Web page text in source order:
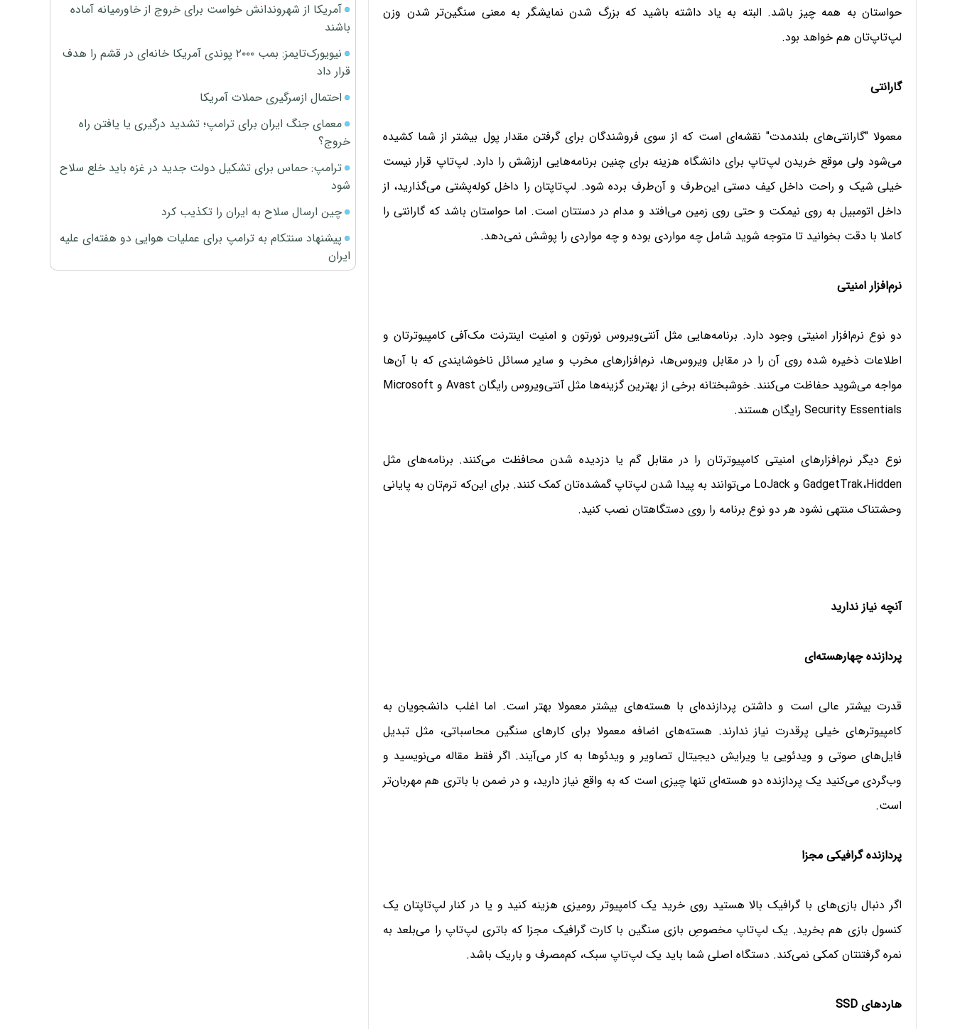
حواستان به همه چیز باشد. البته به یاد داشته باشید که بزرگ شدن نمایشگر به معنی سنگین‌تر شدن وزن
لپ‌تاپ‌تان هم خواهد بود.
گارانتی
معمولا "گارانتی‌های بلند‌مدت" نقشه‌ای است که از سوی فروشندگان برای گرفتن مقدار پول بیشتر از شما کشیده
می‌شود ولی موقع خریدن لپ‌تاپ برای دانشگاه هزینه برای چنین برنامه‌هایی ارزشش را دارد. لپ‌تاپ قرار نیست
خیلی شیک و راحت داخل کیف دستی این‌طرف و آن‌طرف برده شود. لپ‌تاپتان را داخل کوله‌پشتی می‌گذارید، از
داخل اتومبیل به روی نیمکت و حتی روی زمین می‌افتد و مدام در دستتان است. اما حواستان باشد که گارانتی را
کاملا با دقت بخوانید تا متوجه شوید شامل چه مواردی بوده و چه مواردی را پوشش نمی‌دهد.
نرم‌افزار امنیتی
دو نوع نرم‌افزار امنیتی وجود دارد. برنامه‌هایی مثل آنتی‌ویروس نورتون و امنیت اینترنت مک‌آفی کامپیوترتان و
اطلاعات ذخیره شده روی آن را در مقابل ویروس‌ها، نرم‌افزارهای مخرب و سایر مسائل ناخوشایندی که با آن‌ها
مواجه می‌شوید حفاظت می‌کنند. خوشبختانه برخی از بهترین گزینه‌ها مثل آنتی‌ویروس رایگان Avast و Microsoft
Security Essentials رایگان هستند.
نوع دیگر نرم‌افزارهای امنیتی کامپیوترتان را در مقابل گم یا دزدیده شدن محافظت می‌کنند. برنامه‌های مثل
GadgetTrak،Hidden و LoJack می‌توانند به پیدا شدن لپ‌تاپ گمشده‌تان کمک کنند. برای این‌که ترم‌تان به پایانی
وحشتناک منتهی نشود هر دو نوع برنامه را روی دستگاهتان نصب کنید.
آنچه نیاز ندارید
پردازنده چهار‌هسته‌ای
قدرت بیشتر عالی است و داشتن پردازنده‌ای با هسته‌های بیشتر معمولا بهتر است. اما اغلب دانشجویان به
کامپیوترهای خیلی پرقدرت نیاز ندارند. هسته‌های اضافه معمولا برای کارهای سنگین محاسباتی، مثل تبدیل
فایل‌‌های صوتی و ویدئویی یا ویرایش دیجیتال تصاویر و ویدئو‌ها به کار می‌آیند. اگر فقط مقاله می‌نویسید و
وب‌گردی می‌کنید یک پردازنده دو هسته‌ای تنها چیزی است که به واقع نیاز دارید، و در ضمن با باتری هم مهربان‌تر
است.
پردازنده گرافیکی مجزا
اگر دنبال بازی‌های با گرافیک بالا هستید روی خرید یک کامپیوتر رومیزی هزینه کنید و یا در کنار لپ‌تاپتان یک
کنسول بازی هم بخرید. یک لپ‌تاپ مخصوصِ بازی سنگین با کارت گرافیک مجزا که باتری لپ‌تاپ را می‌بلعد به
نمره گرفتنتان کمکی نمی‌کند. دستگاه اصلی شما باید یک لپ‌تاپ سبک، کم‌مصرف و باریک باشد.
هاردهای SSD
آمریکا از شهروندانش خواست برای خروج از خاورمیانه آماده
باشند
نیویورک‌تایمز: بمب ۲۰۰۰ پوندی آمریکا خانه‌ای در قشم را هدف
قرار داد
احتمال ازسرگیری حملات آمریکا
معمای جنگ ایران برای ترامپ؛ تشدید درگیری یا یافتن راه
خروج؟
ترامپ: حماس برای تشکیل دولت جدید در غزه باید خلع سلاح
شود
چین ارسال سلاح به ایران را تکذیب کرد
پیشنهاد سنتکام به ترامپ برای عملیات هوایی دو هفته‌ای علیه
ایران